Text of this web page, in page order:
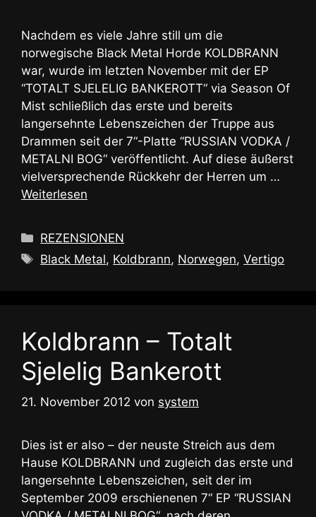
Nachdem es viele Jahre still um die
norwegische Black Metal Horde KOLDBRANN
war, wurde im letzten November mit der EP
“TOTALT SJELELIG BANKEROTT“ via Season Of
Mist schließlich das erste und bereits
langersehnte Lebenszeichen der Truppe aus
Drammen seit der 7“-Platte “RUSSIAN VODKA /
METALNI BOG“ veröffentlicht. Auf diese äußerst
vielversprechende Rückkehr der Herren um …
Weiterlesen
Kategorien
REZENSIONEN
Schlagwörter
Black Metal, Koldbrann, Norwegen,Vertigo
Koldbrann – Totalt
Sjelelig Bankerott
21. November 2012 von system
Dies ist er also – der neuste Streich aus dem
Hause KOLDBRANN und zugleich das erste und
langersehnte Lebenszeichen, seit der im
September 2009 erschienenen 7“ EP “RUSSIAN